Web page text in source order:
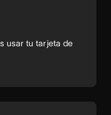
usar tu tarjeta de